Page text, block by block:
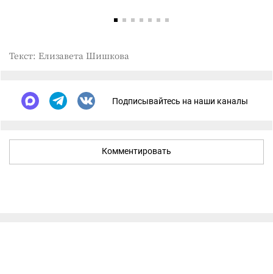
Текст: Елизавета Шишкова
Подписывайтесь на наши каналы
Комментировать